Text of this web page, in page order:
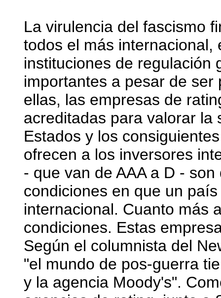
La virulencia del fascismo
todos el más internacional,
instituciones de regulación
importantes a pesar de
ellas, las empresas de
acreditadas para valorar la
Estados y los
ofrecen a los inversores
- que van de AAA a D -
condiciones en que un
internacional. Cuanto más
condiciones. Estas
Según el columnista del
"el mundo de pos-guerra
y la agencia Moody's".